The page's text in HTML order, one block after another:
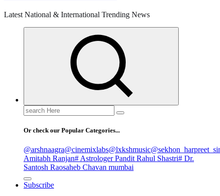
Latest National & International Trending News
Search
for:
Or check our Popular Categories...
@arshnaagra@cinemixlabs@lxkshmusic
Amitabh Ranjan# Astrologer Pandit Rahul Shastri# Dr.
Santosh Raosaheb Chavan mumbai
Subscribe